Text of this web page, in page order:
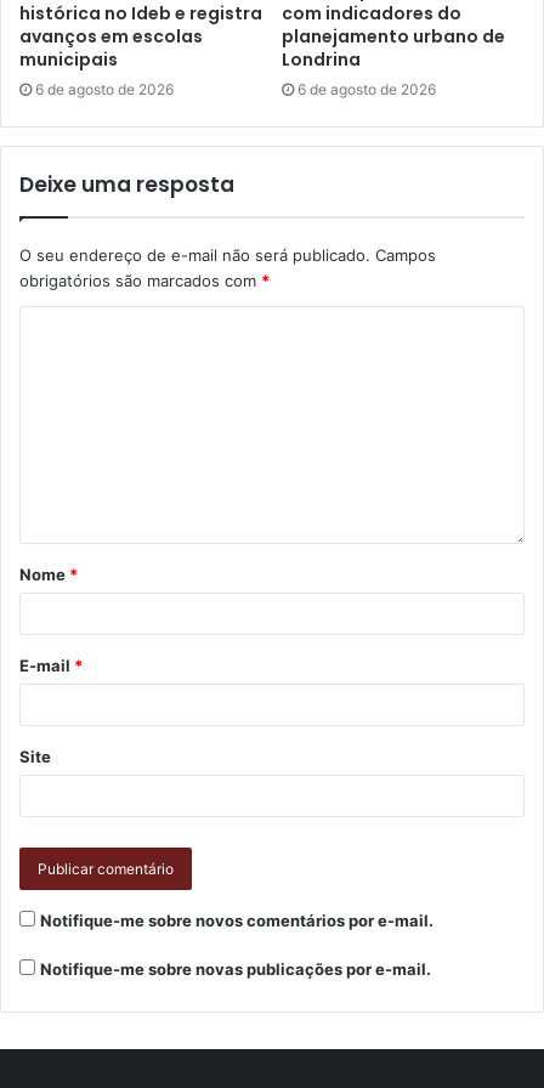
Para a aposentada Lurdes Câmara de Oliveira, a
demonstração da CMTU foi de grande valia: “Muito bom
prestar atenção e evitar que outras pessoas façam aquilo
ali, que é atravessar pela frente. Já vi uma senhora que
desceu e foi atravessar na frente do ônibus, e depois
Quem teve a oportunidade de ocupar o lugar do motorista
descer do ônibus vou me cuidar”.
histórica no Ideb e registra
avanços em escolas
municipais
6 de agosto de 2026
com indicadores do
planejamento urbano de
Londrina
6 de agosto de 2026
Deixe uma resposta
O seu endereço de e-mail não será publicado. Campos
obrigatórios são marcados com *
Nome *
E-mail *
Site
Notifique-me sobre novos comentários por e-mail.
Notifique-me sobre novas publicações por e-mail.